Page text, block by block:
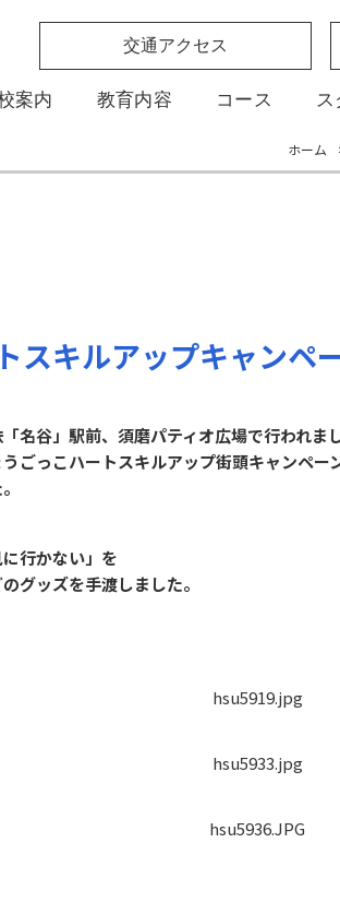
交通アクセス
案内 教育内容 コース ス
ホーム
スキルアップキャンペ
名谷」駅前、須磨パティオ広場で行われま
ごっこハートスキルアップ街頭キャンペー
行かない」を
グッズを手渡しました。